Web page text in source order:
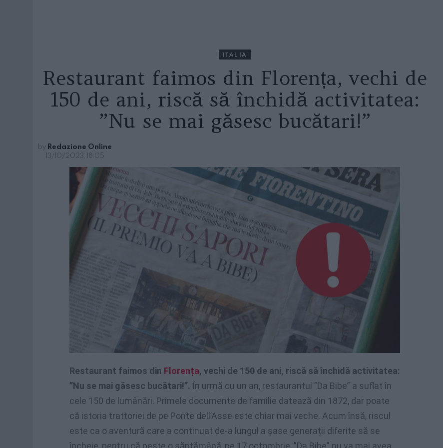
ITALIA
Restaurant faimos din Florența, vechi de
150 de ani, riscă să închidă activitatea:
”Nu se mai găsesc bucătari!”
by Redazione Online
13/10/2023, 18:05
Restaurant faimos din Florența, vechi de 150 de ani, riscă să închidă activitatea:
”Nu se mai găsesc bucătari!”. În urmă cu un an, restaurantul ”Da Bibe” a suflat în
cele 150 de lumânări. Primele documente de familie datează din 1872, dar poate
că istoria trattoriei de pe Ponte dell’Asse este chiar mai veche. Acum însă, riscul
este ca o aventură care a continuat de-a lungul a șase generații diferite să se